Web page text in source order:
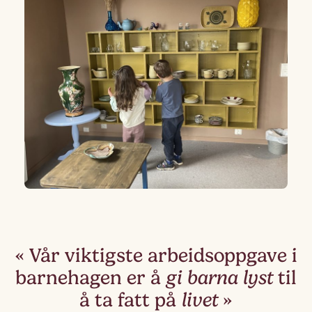
Vår viktigste arbeidsoppgave i
barnehagen er å gi barna lysttil
å ta fatt på livet